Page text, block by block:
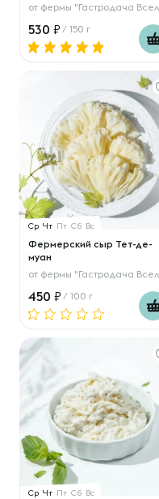
от фермы "Гастродача Вселуг"
530 / 150 г
Ср Чт Пт Сб Вс
Фермерский сыр Тет-де-
муан
от фермы "Гастродача Вселуг"
450 / 100 г
Ср Чт Пт Сб Вс